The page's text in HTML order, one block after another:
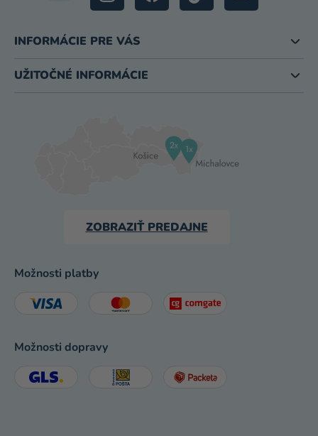
INFORMÁCIE PRE VÁS
UŽITOČNÉ INFORMÁCIE
ZOBRAZIŤ PREDAJNE
Možnosti platby
Možnosti dopravy